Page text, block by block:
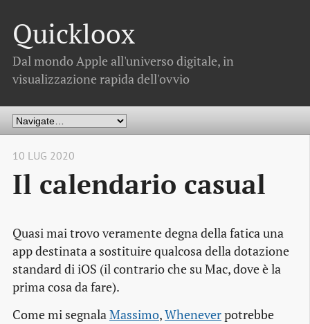
Quickloox
Dal mondo Apple all'universo digitale, in
visualizzazione rapida dell'ovvio
10 LUG 2020
Il calendario casual
Quasi mai trovo veramente degna della fatica una
app destinata a sostituire qualcosa della dotazione
standard di iOS (il contrario che su Mac, dove è la
prima cosa da fare).
Come mi segnalaMassimo,Wheneverpotrebbe